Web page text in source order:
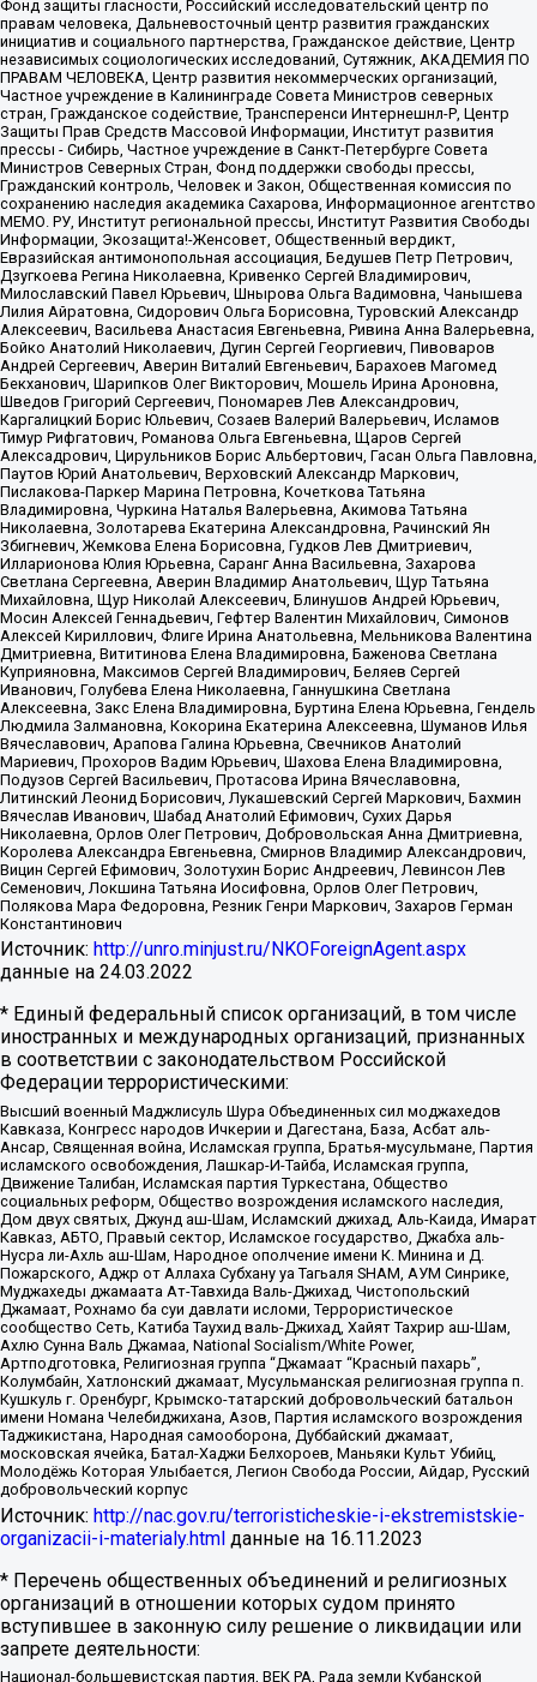
Фонд защиты гласности, Российский исследовательский центр по
правам человека, Дальневосточный центр развития гражданских
инициатив и социального партнерства, Гражданское действие, Центр
независимых социологических исследований, Сутяжник, АКАДЕМИЯ ПО
ПРАВАМ ЧЕЛОВЕКА, Центр развития некоммерческих организаций,
Частное учреждение в Калининграде Совета Министров северных
стран, Гражданское содействие, Трансперенси Интернешнл-Р, Центр
Защиты Прав Средств Массовой Информации, Институт развития
прессы - Сибирь, Частное учреждение в Санкт-Петербурге Совета
Министров Северных Стран, Фонд поддержки свободы прессы,
Гражданский контроль, Человек и Закон, Общественная комиссия по
сохранению наследия академика Сахарова, Информационное агентство
МЕМО. РУ, Институт региональной прессы, Институт Развития Свободы
Информации, Экозащита!-Женсовет, Общественный вердикт,
Евразийская антимонопольная ассоциация, Бедушев Петр Петрович,
Дзугкоева Регина Николаевна, Кривенко Сергей Владимирович,
Милославский Павел Юрьевич, Шнырова Ольга Вадимовна, Чанышева
Лилия Айратовна, Сидорович Ольга Борисовна, Туровский Александр
Алексеевич, Васильева Анастасия Евгеньевна, Ривина Анна Валерьевна,
Бойко Анатолий Николаевич, Дугин Сергей Георгиевич, Пивоваров
Андрей Сергеевич, Аверин Виталий Евгеньевич, Барахоев Магомед
Бекханович, Шарипков Олег Викторович, Мошель Ирина Ароновна,
Шведов Григорий Сергеевич, Пономарев Лев Александрович,
Каргалицкий Борис Юльевич, Созаев Валерий Валерьевич, Исламов
Тимур Рифгатович, Романова Ольга Евгеньевна, Щаров Сергей
Алексадрович, Цирульников Борис Альбертович, Гасан Ольга Павловна,
Паутов Юрий Анатольевич, Верховский Александр Маркович,
Пислакова-Паркер Марина Петровна, Кочеткова Татьяна
Владимировна, Чуркина Наталья Валерьевна, Акимова Татьяна
Николаевна, Золотарева Екатерина Александровна, Рачинский Ян
Збигневич, Жемкова Елена Борисовна, Гудков Лев Дмитриевич,
Илларионова Юлия Юрьевна, Саранг Анна Васильевна, Захарова
Светлана Сергеевна, Аверин Владимир Анатольевич, Щур Татьяна
Михайловна, Щур Николай Алексеевич, Блинушов Андрей Юрьевич,
Мосин Алексей Геннадьевич, Гефтер Валентин Михайлович, Симонов
Алексей Кириллович, Флиге Ирина Анатольевна, Мельникова Валентина
Дмитриевна, Вититинова Елена Владимировна, Баженова Светлана
Куприяновна, Максимов Сергей Владимирович, Беляев Сергей
Иванович, Голубева Елена Николаевна, Ганнушкина Светлана
Алексеевна, Закс Елена Владимировна, Буртина Елена Юрьевна, Гендель
Людмила Залмановна, Кокорина Екатерина Алексеевна, Шуманов Илья
Вячеславович, Арапова Галина Юрьевна, Свечников Анатолий
Мариевич, Прохоров Вадим Юрьевич, Шахова Елена Владимировна,
Подузов Сергей Васильевич, Протасова Ирина Вячеславовна,
Литинский Леонид Борисович, Лукашевский Сергей Маркович, Бахмин
Вячеслав Иванович, Шабад Анатолий Ефимович, Сухих Дарья
Николаевна, Орлов Олег Петрович, Добровольская Анна Дмитриевна,
Королева Александра Евгеньевна, Смирнов Владимир Александрович,
Вицин Сергей Ефимович, Золотухин Борис Андреевич, Левинсон Лев
Семенович, Локшина Татьяна Иосифовна, Орлов Олег Петрович,
Полякова Мара Федоровна, Резник Генри Маркович, Захаров Герман
Константинович
Источник: http://unro.minjust.ru/NKOForeignAgent.aspx
данные на 24.03.2022
* Единый федеральный список организаций, в том числе
иностранных и международных организаций, признанных
в соответствии с законодательством Российской
Федерации террористическими:
Высший военный Маджлисуль Шура Объединенных сил моджахедов
Кавказа, Конгресс народов Ичкерии и Дагестана, База, Асбат аль-
Ансар, Священная война, Исламская группа, Братья-мусульмане, Партия
исламского освобождения, Лашкар-И-Тайба, Исламская группа,
Движение Талибан, Исламская партия Туркестана, Общество
социальных реформ, Общество возрождения исламского наследия,
Дом двух святых, Джунд аш-Шам, Исламский джихад, Аль-Каида, Имарат
Кавказ, АБТО, Правый сектор, Исламское государство, Джабха аль-
Нусра ли-Ахль аш-Шам, Народное ополчение имени К. Минина и Д.
Пожарского, Аджр от Аллаха Субхану уа Тагьаля SHAM, АУМ Синрике,
Муджахеды джамаата Ат-Тавхида Валь-Джихад, Чистопольский
Джамаат, Рохнамо ба суи давлати исломи, Террористическое
сообщество Сеть, Катиба Таухид валь-Джихад, Хайят Тахрир аш-Шам,
Ахлю Сунна Валь Джамаа, National Socialism/White Power,
Артподготовка, Религиозная группа “Джамаат “Красный пахарь”,
Колумбайн, Хатлонский джамаат, Мусульманская религиозная группа п.
Кушкуль г. Оренбург, Крымско-татарский добровольческий батальон
имени Номана Челебиджихана, Азов, Партия исламского возрождения
Таджикистана, Народная самооборона, Дуббайский джамаат,
московская ячейка, Батал-Хаджи Белхороев, Маньяки Культ Убийц,
Молодёжь Которая Улыбается, Легион Свобода России, Айдар, Русский
добровольческий корпус
Источник: http://nac.gov.ru/terroristicheskie-i-ekstremistskie-
organizacii-i-materialy.html данные на 16.11.2023
* Перечень общественных объединений и религиозных
организаций в отношении которых судом принято
вступившее в законную силу решение о ликвидации или
запрете деятельности:
Национал-большевистская партия, ВЕК РА, Рада земли Кубанской